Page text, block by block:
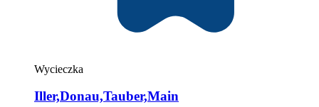
Wycieczka
Iller,Donau,Tauber,Main